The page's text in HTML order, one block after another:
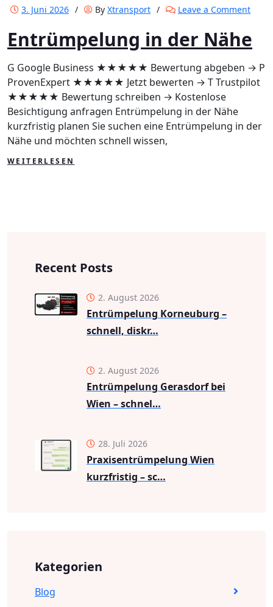
3. Juni 2026 / By Xtransport / Leave a Commenton
der
Entrümpelung in der Nähe
G Google Business ★★★★★ Bewertung abgeben → P
ProvenExpert ★★★★★ Jetzt bewerten → T Trustpilot
★★★★★ Bewertung schreiben → Kostenlose
Besichtigung anfragen Entrümpelung in der Nähe
kurzfristig planen Sie suchen eine Entrümpelung in der
Nähe und möchten schnell wissen,
WEITERLESEN
Recent Posts
Entrümpelung Korneuburg –
schnell, diskr…
2. August 2026
Entrümpelung Gerasdorf bei
Wien – schnel…
2. August 2026
Praxisentrümpelung Wien
kurzfristig – sc…
28. Juli 2026
Kategorien
Blog